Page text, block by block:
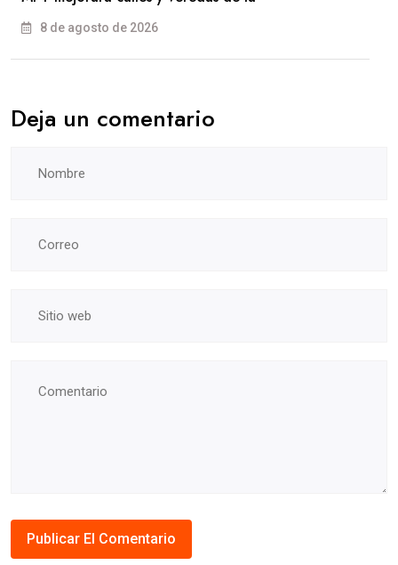
8 de agosto de 2026
Deja un comentario